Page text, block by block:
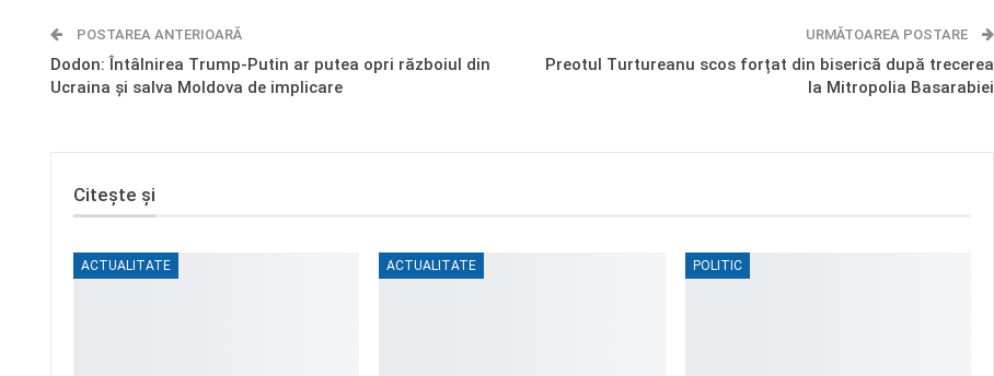
POSTAREA ANTERIOARĂ
Dodon: Întâlnirea Trump-Putin ar putea opri războiul din
Ucraina și salva Moldova de implicare
URMĂTOAREA POSTARE
Preotul Turtureanu scos forțat din biserică după trecerea
la Mitropolia Basarabiei
Citește și
ACTUALITATE ACTUALITATE POLITIC